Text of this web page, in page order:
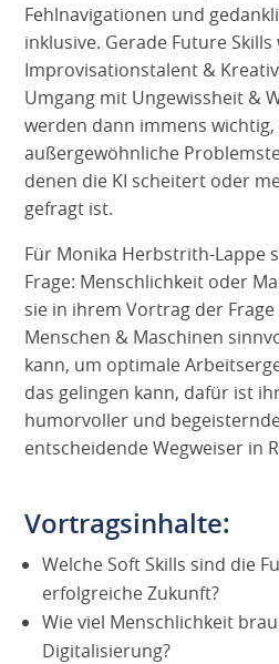
Fehlnavigationen und
inklusive. Gerade Future Skills
Improvisationstalent &
Umgang mit Ungewissheit &
werden dann immens
außergewöhnliche
denen die KI scheitert oder
gefragt ist.
Für Monika Herbstrith-Lappe
Frage: Menschlichkeit oder
sie in ihrem Vortrag der
Menschen & Maschinen
kann, um optimale
das gelingen kann, dafür ist
humorvoller und
entscheidende Wegweiser in
Vortragsinhalte:
Welche Soft Skills sind die
erfolgreiche Zukunft?
Wie viel Menschlichkeit
Digitalisierung?